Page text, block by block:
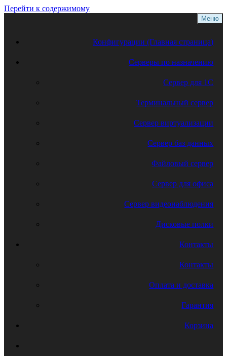
Перейти к содержимому
Меню
Конфигурации (Главная страница)
Серверы по назначению
Сервер для 1С
Терминальный сервер
Сервер виртуализации
Сервер баз данных
Файловый сервер
Сервер для офиса
Сервер видеонаблюдения
Дисковые полки
Контакты
Контакты
Оплата и доставка
Гарантия
Корзина